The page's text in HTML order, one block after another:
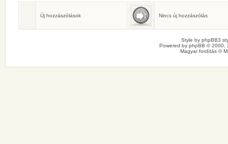
Születésnaposok
Ma senkinek sincs születésnapja.
Új hozzászólások Nincs új hozzászólás
Style by phpBB3
Powered by phpBB © 2000,
Magyar fordítás ©